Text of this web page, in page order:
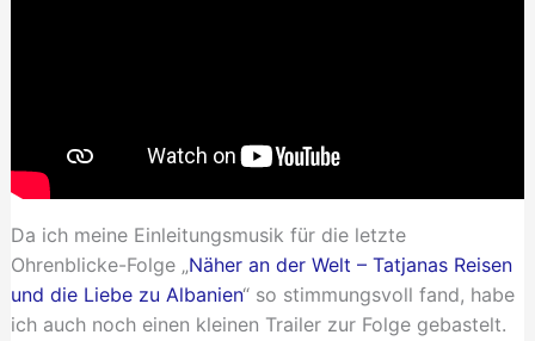
Da ich meine Einleitungsmusik für die letzte
Ohrenblicke-Folge „Näher an der Welt – Tatjanas Reisen
und die Liebe zu Albanien“ so stimmungsvoll fand, habe
ich auch noch einen kleinen Trailer zur Folge gebastelt.